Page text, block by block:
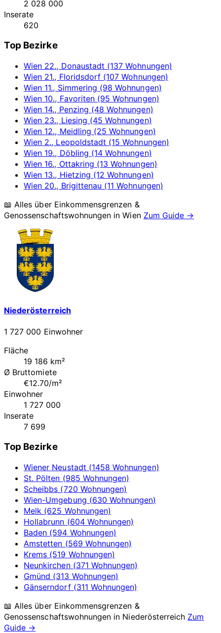
2 028 000
Inserate
620
Top Bezirke
Wien 22., Donaustadt (137 Wohnungen)
Wien 21., Floridsdorf (107 Wohnungen)
Wien 11., Simmering (98 Wohnungen)
Wien 10., Favoriten (95 Wohnungen)
Wien 14., Penzing (48 Wohnungen)
Wien 23., Liesing (45 Wohnungen)
Wien 12., Meidling (25 Wohnungen)
Wien 2., Leopoldstadt (15 Wohnungen)
Wien 19., Döbling (14 Wohnungen)
Wien 16., Ottakring (13 Wohnungen)
Wien 13., Hietzing (12 Wohnungen)
Wien 20., Brigittenau (11 Wohnungen)
📖 Alles über Einkommensgrenzen &
Genossenschaftswohnungen inWien Zum Guide →
Niederösterreich
1 727 000 Einwohner
Fläche
19 186 km²
Ø Bruttomiete
€12.70/m²
Einwohner
1 727 000
Inserate
7 699
Top Bezirke
Wiener Neustadt (1458 Wohnungen)
St. Pölten (985 Wohnungen)
Scheibbs (720 Wohnungen)
Wien-Umgebung (630 Wohnungen)
Melk (625 Wohnungen)
Hollabrunn (604 Wohnungen)
Baden (594 Wohnungen)
Amstetten (569 Wohnungen)
Krems (519 Wohnungen)
Neunkirchen (371 Wohnungen)
Gmünd (313 Wohnungen)
Gänserndorf (311 Wohnungen)
📖 Alles über Einkommensgrenzen &
Genossenschaftswohnungen in Niederösterreich Zum
Guide →